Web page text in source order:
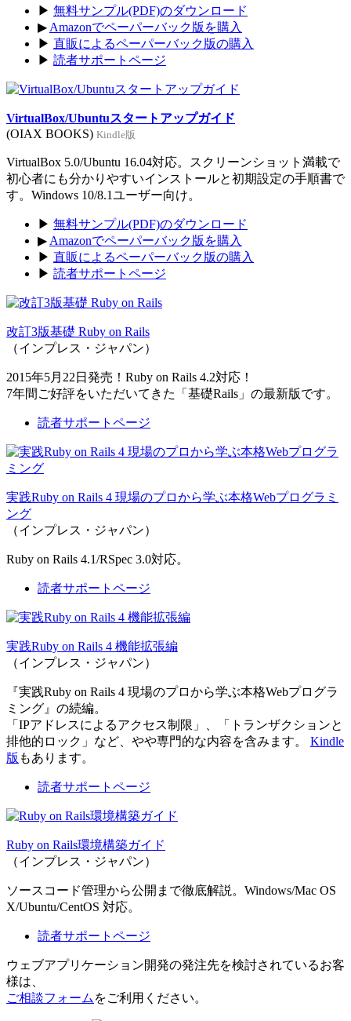
▶ 無料サンプル(PDF)のダウンロード
▶ Amazonでペーパーバック版を購入
▶ 直販によるペーパーバック版の購入
▶ 読者サポートページ
VirtualBox/Ubuntuスタートアップガイド
(OIAX BOOKS) Kindle版
VirtualBox 5.0/Ubuntu 16.04対応。スクリーンショット満載で
初心者にも分かりやすいインストールと初期設定の手順書で
す。Windows 10/8.1ユーザー向け。
▶ 無料サンプル(PDF)のダウンロード
▶ Amazonでペーパーバック版を購入
▶ 直販によるペーパーバック版の購入
▶ 読者サポートページ
改訂3版基礎 Ruby on Rails
（インプレス・ジャパン）
2015年5月22日発売！Ruby on Rails 4.2対応！
7年間ご好評をいただいてきた「基礎Rails」の最新版です。
読者サポートページ
実践Ruby on Rails 4 現場のプロから学ぶ本格Webプログラミ
ング
（インプレス・ジャパン）
Ruby on Rails 4.1/RSpec 3.0対応。
読者サポートページ
実践Ruby on Rails 4 機能拡張編
（インプレス・ジャパン）
『実践Ruby on Rails 4 現場のプロから学ぶ本格Webプログラ
ミング』の続編。
「IPアドレスによるアクセス制限」、「トランザクションと
排他的ロック」など、やや専門的な内容を含みます。 Kindle
版 もあります。
読者サポートページ
Ruby on Rails環境構築ガイド
（インプレス・ジャパン）
ソースコード管理から公開まで徹底解説。Windows/Mac OS
X/Ubuntu/CentOS 対応。
読者サポートページ
ウェブアプリケーション開発の発注先を検討されているお客
様は、
ご相談フォーム をご利用ください。